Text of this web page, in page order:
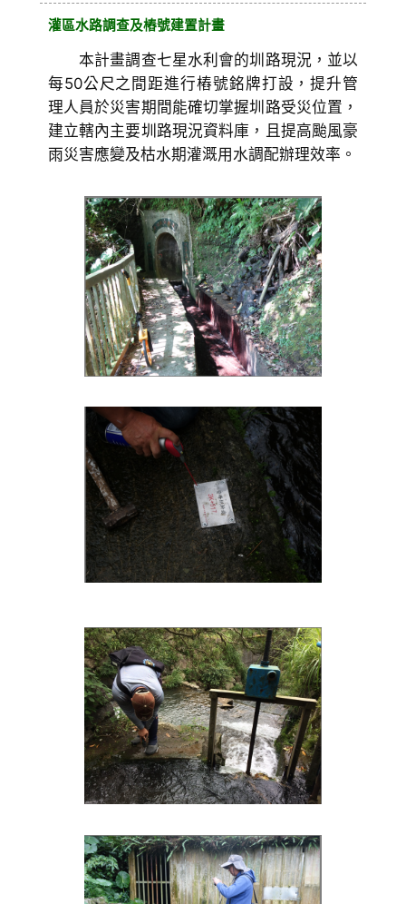
灌區水路調查及樁號建置計畫
本計畫調查七星水利會的圳路現況，並以
每50公尺之間距進行樁號銘牌打設，提升管
理人員於災害期間能確切掌握圳路受災位置，
建立轄內主要圳路現況資料庫，且提高颱風豪
雨災害應變及枯水期灌溉用水調配辦理效率。